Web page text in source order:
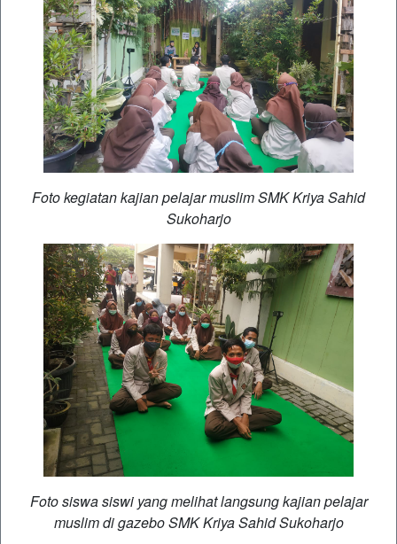
Foto kegiatan kajian pelajar muslim SMK Kriya Sahid
Sukoharjo
Foto siswa siswi yang melihat langsung kajian pelajar
muslim di gazebo SMK Kriya Sahid Sukoharjo